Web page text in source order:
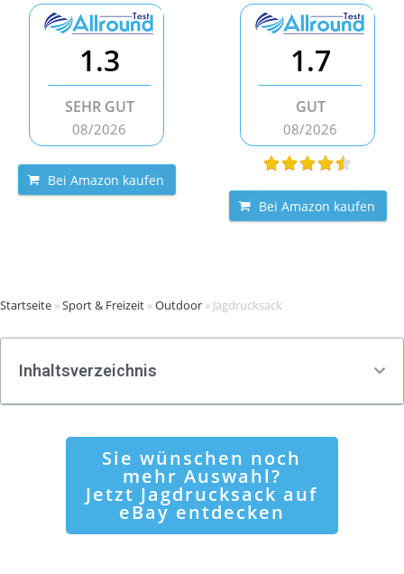
1.3
SEHR GUT
08/2026
Bei Amazon kaufen
1.7
GUT
08/2026
Bei Amazon kaufen
Startseite »Sport & Freizeit »Outdoor » Jagdrucksack
Inhaltsverzeichnis
Sie wünschen noch
mehr Auswahl?
Jetzt Jagdrucksack auf
eBay entdecken